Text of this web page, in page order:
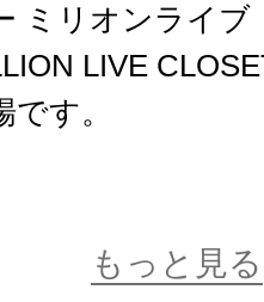
ミリオンライ
LIVE
す。
て、自分だけの
もっと見る